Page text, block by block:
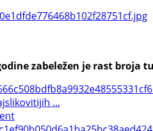
zabeležen je rast
...